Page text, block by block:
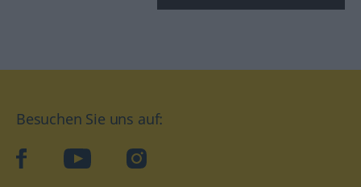
Besuchen Sie uns auf:
facebookYouTube Instagram